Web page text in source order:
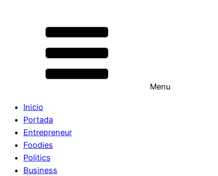
Menu
Inicio
Portada
Entrepreneur
Foodies
Politics
Business